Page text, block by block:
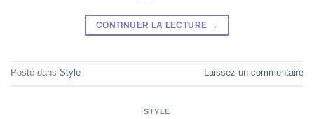
CONTINUER LA LECTURE →
Posté dans Style Laissez un commentaire
STYLE